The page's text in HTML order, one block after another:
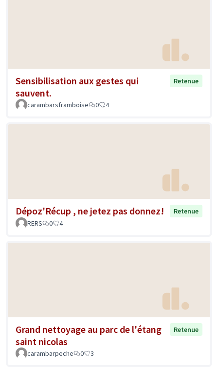
Sensibilisation aux gestes qui
sauvent.
Retenue
carambarsframboise 0 4
Dépoz'Récup , ne jetez pas donnez!
Retenue
RERS
0 4
Grand nettoyage au parc de l'étang
saint nicolas
Retenue
carambarpeche 0 3